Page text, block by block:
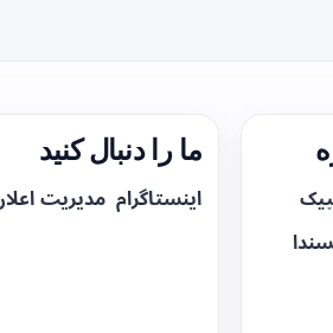
ما را دنبال کنید
اینستاگرام مدیریت